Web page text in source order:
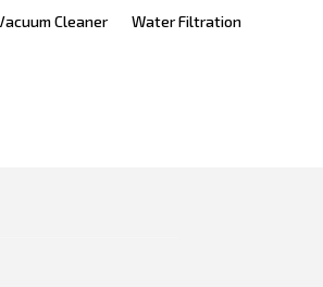
Cleaner
Water Filtration